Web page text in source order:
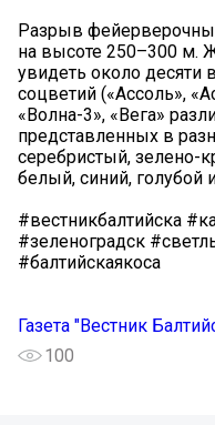
Разрыв
на высоте 250–300 м.
увидеть около
соцветий («Ассоль»,
«Волна-3», «Вега»
представленных в
серебристый, зелено-
белый, синий, голубой
#вестникбалтийска
#зеленоградск
#балтийскаякоса
Газета "Вестник
100